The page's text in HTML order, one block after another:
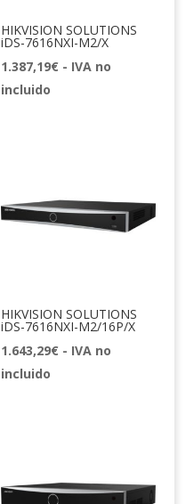
HIKVISION SOLUTIONS
iDS-7616NXI-M2/X
1.387,19€ - IVA no
incluido
HIKVISION SOLUTIONS
iDS-7616NXI-M2/16P/X
1.643,29€ - IVA no
incluido